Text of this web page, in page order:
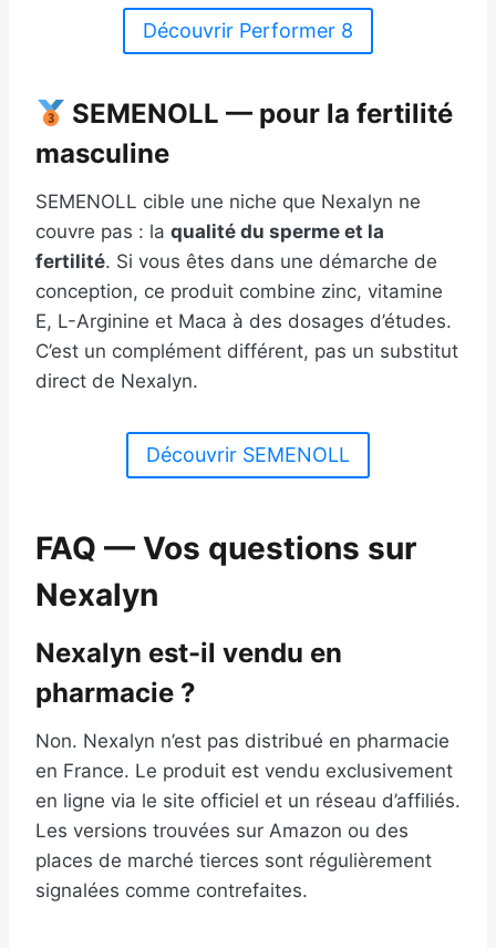
Découvrir Performer 8
SEMENOLL — pour la fertilité
masculine
SEMENOLL cible une niche que Nexalyn ne
couvre pas : la qualité du sperme et la
fertilité. Si vous êtes dans une démarche de
conception, ce produit combine zinc, vitamine
E, L-Arginine et Maca à des dosages d’études.
C’est un complément différent, pas un substitut
direct de Nexalyn.
Découvrir SEMENOLL
FAQ — Vos questions sur
Nexalyn
Nexalyn est-il vendu en
pharmacie ?
Non. Nexalyn n’est pas distribué en pharmacie
en France. Le produit est vendu exclusivement
en ligne via le site officiel et un réseau d’affiliés.
Les versions trouvées sur Amazon ou des
places de marché tierces sont régulièrement
signalées comme contrefaites.